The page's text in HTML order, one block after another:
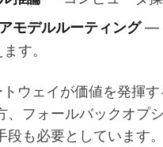
モデルルーティング—
す。
ウェイが価値を発揮
、フォールバックオプ
も必要としています。